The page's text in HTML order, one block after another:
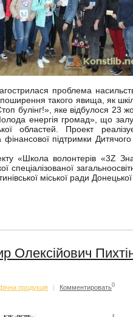
проблема
такого явища, як
булінг!», яке відбулося 23
енергія громад», що
областей. Проект
фінансової підтримки
«Школа волонтерів «3Z
спеціалізованої
міської ради Донецької
продукція | Комментировать0